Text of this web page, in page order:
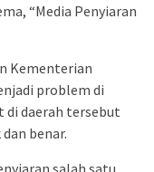
“Media Penyiaran
Kementerian
problem di
di daerah tersebut
benar.